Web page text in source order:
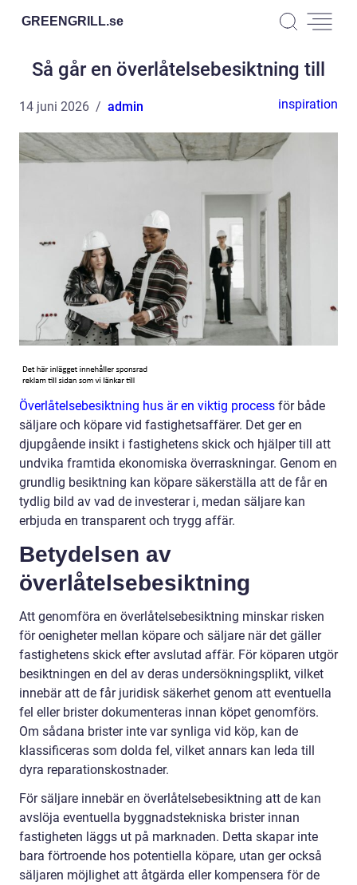
GREENGRILL.se
Så går en överlåtelsebesiktning till
14 juni 2026 admin inspiration
Överlåtelsebesiktning hus är en viktig process för både
säljare och köpare vid fastighetsaffärer. Det ger en
djupgående insikt i fastighetens skick och hjälper till att
undvika framtida ekonomiska överraskningar. Genom en
grundlig besiktning kan köpare säkerställa att de får en
tydlig bild av vad de investerar i, medan säljare kan
erbjuda en transparent och trygg affär.
Betydelsen av
överlåtelsebesiktning
Att genomföra en överlåtelsebesiktning minskar risken
för oenigheter mellan köpare och säljare när det gäller
fastighetens skick efter avslutad affär. För köparen utgör
besiktningen en del av deras undersökningsplikt, vilket
innebär att de får juridisk säkerhet genom att eventuella
fel eller brister dokumenteras innan köpet genomförs.
Om sådana brister inte var synliga vid köp, kan de
klassificeras som dolda fel, vilket annars kan leda till
dyra reparationskostnader.
För säljare innebär en överlåtelsebesiktning att de kan
avslöja eventuella byggnadstekniska brister innan
fastigheten läggs ut på marknaden. Detta skapar inte
bara förtroende hos potentiella köpare, utan ger också
säljaren möjlighet att åtgärda eller kompensera för de